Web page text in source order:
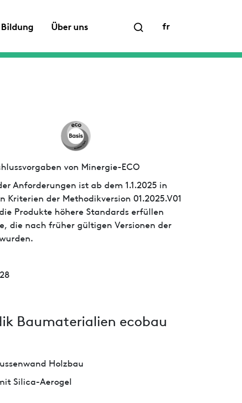
Bildung Über uns fr
von Minergie-ECO
Anforderungen ist ab dem 1.1.2025 in
Kriterien der Methodikversion 01.2025.V01
Produkte höhere Standards erfüllen
die nach früher gültigen Versionen der
Baumaterialien ecobau
Holzbau
Silica-Aerogel